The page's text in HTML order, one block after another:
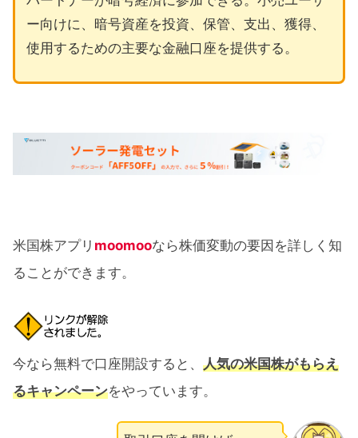
ー向けに、暗号資産を投資、保管、支出、獲得、
使用するための主要な金融口座を提供する。
米国株アプリ moomooなら株価変動の要因を詳しく知
ることができます。
今なら無料で口座開設すると、 人気の米国株がもらえ
るキャンペーンをやっています。